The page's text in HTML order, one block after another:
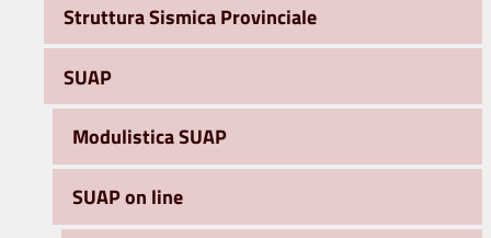
Struttura Sismica Provinciale
SUAP
Modulistica SUAP
SUAP on line